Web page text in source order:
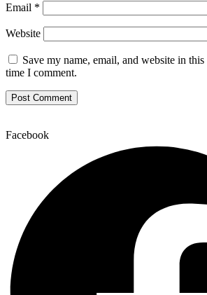
Email *
Website
Save my name, email, and website in
time I comment.
Facebook